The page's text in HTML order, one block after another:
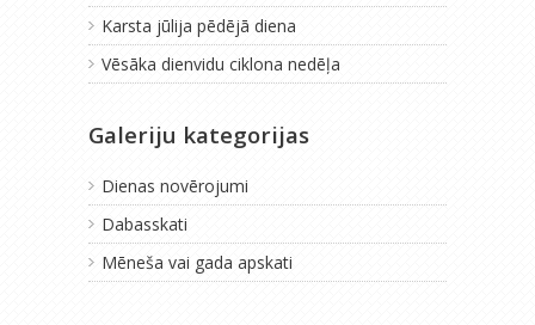
Karsta jūlija pēdējā diena
Vēsāka dienvidu ciklona nedēļa
Galeriju kategorijas
Dienas novērojumi
Dabasskati
Mēneša vai gada apskati